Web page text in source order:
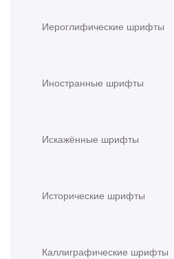
Иероглифические шрифты
Иностранные шрифты
Искажённые шрифты
Исторические шрифты
Каллиграфические шрифты